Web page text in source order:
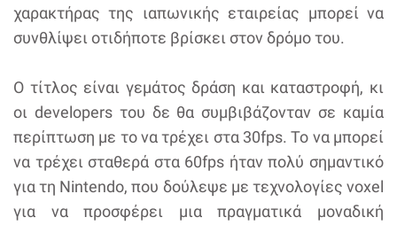
χαρακτήρας της ιαπωνικής εταιρείας μπορεί να
συνθλίψει οτιδήποτε βρίσκει στον δρόμο του.
Ο τίτλος είναι γεμάτος δράση και καταστροφή, κι
οι developers του δε θα συμβιβάζονταν σε καμία
περίπτωση με το να τρέχει στα 30fps. Το να μπορεί
να τρέχει σταθερά στα 60fps ήταν πολύ σημαντικό
για τη Nintendo, που δούλεψε με τεχνολογίες voxel
για να προσφέρει μια πραγματικά μοναδική